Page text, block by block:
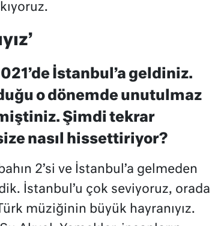
İstanbul’a geldiniz.
o dönemde unutulmaz
Şimdi tekrar
nasıl hissettiriyor?
2’si ve İstanbul’a gelmeden
İstanbul’u çok seviyoruz, orada
müziğinin büyük hayranıyız.